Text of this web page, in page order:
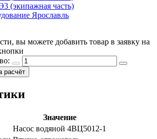
(экипажная часть)
Ярославль
вы можете добавить товар в заявку на
Добавить в заявку на расчёт
Значение
Насос водяной 4ВЦ5012-1